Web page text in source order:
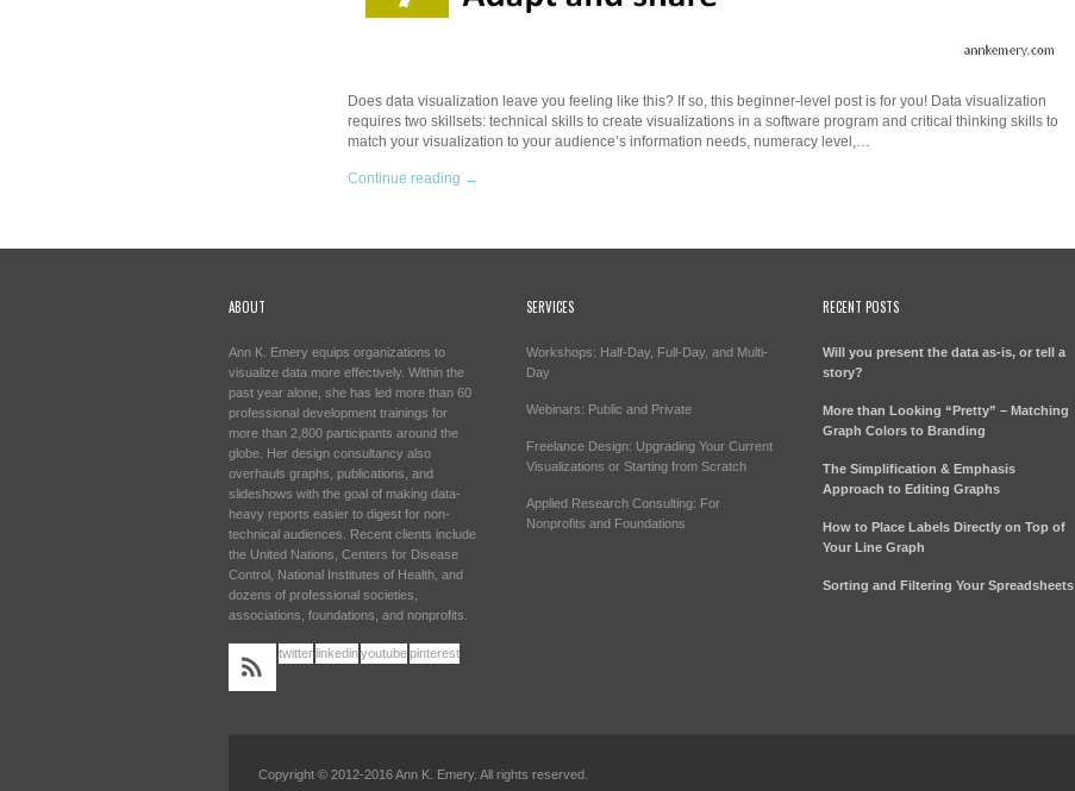
Does data visualization leave you feeling like this? If so, this beginner-level post is for you! Data visualization
requires two skillsets: technical skills to create visualizations in a software program and critical thinking skills to
match your visualization to your audience’s information needs, numeracy level,…
Continue reading →
ABOUT
Ann K. Emery equips organizations to
visualize data more effectively. Within the
past year alone, she has led more than 60
professional development trainings for
more than 2,800 participants around the
globe. Her design consultancy also
overhauls graphs, publications, and
slideshows with the goal of making data-
heavy reports easier to digest for non-
technical audiences. Recent clients include
the United Nations, Centers for Disease
Control, National Institutes of Health, and
dozens of professional societies,
associations, foundations, and nonprofits.
twitterlinkedinyoutubepinterest
SERVICES
Workshops: Half-Day, Full-Day, and Multi-
Day
Webinars: Public and Private
Freelance Design: Upgrading Your Current
Visualizations or Starting from Scratch
Applied Research Consulting: For
Nonprofits and Foundations
RECENT POSTS
Will you present the data as-is, or tell a
story?
More than Looking “Pretty” – Matching
Graph Colors to Branding
The Simplification & Emphasis
Approach to Editing Graphs
How to Place Labels Directly on Top of
Your Line Graph
Sorting and Filtering Your Spreadsheets
Copyright © 2012-2016 Ann K. Emery. All rights reserved.